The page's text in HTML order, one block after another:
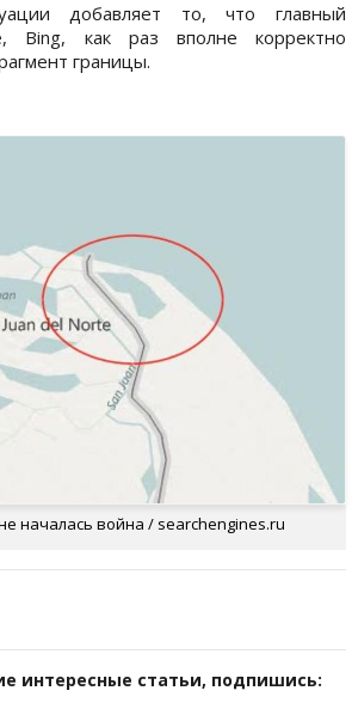
добавляет то, что главный
Bing, как раз вполне корректно
границы.
началась война / searchengines.ru
интересные статьи, подпишись: